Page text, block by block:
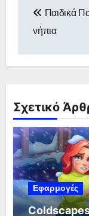
Παιδικά
νήπια
Σχετικό
Εφαρμογές